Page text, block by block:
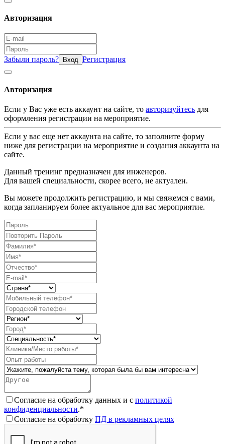
Авторизация
Забыли пароль? Вход Регистрация
Авторизация
Если у Вас уже есть аккаунт на сайте, то авторизуйтесь для
оформления регистрации на мероприятие.
Если у вас еще нет аккаунта на сайте, то заполните форму
ниже для регистрации на мероприятие и создания аккаунта на
сайте.
Данный тренинг предназначен для инженеров.
Для вашей специальности, скорее всего, не актуален.
Вы можете продолжить регистрацию, и мы свяжемся с вами,
когда запланируем более актуальное для вас мероприятие.
Согласие на обработку данных и с политикой
конфиденциальности.*
Согласие на обработку ПД в рекламных целях